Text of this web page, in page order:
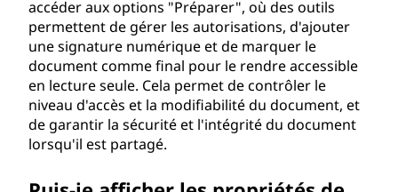
accéder aux options "Préparer", où des outils
permettent de gérer les autorisations, d'ajouter
une signature numérique et de marquer le
document comme final pour le rendre accessible
en lecture seule. Cela permet de contrôler le
niveau d'accès et la modifiabilité du document, et
de garantir la sécurité et l'intégrité du document
lorsqu'il est partagé.